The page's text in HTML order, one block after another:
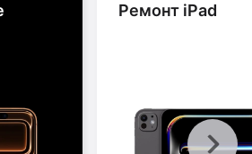
Ремонт iPad